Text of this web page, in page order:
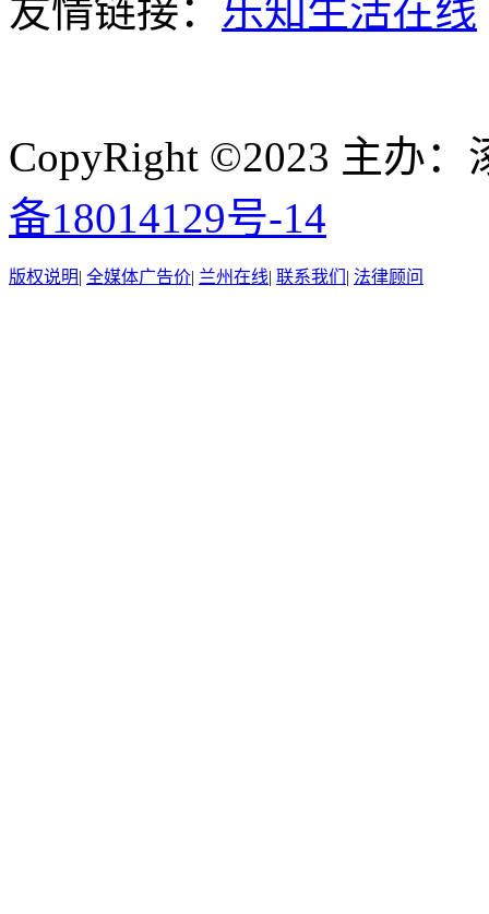
友情链接： 乐知生活在线
CopyRight ©2023 主办
备18014129号-14
版权说明| 全媒体广告价| 兰州在线| 联系我们 | 法律顾问